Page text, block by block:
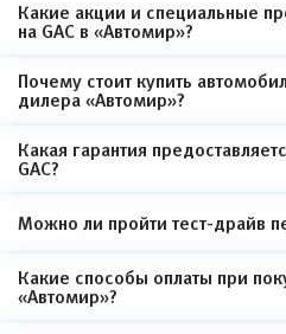
Какие акции и специальные
на GAC в «Автомир»?
Почему стоит купить
дилера «Автомир»?
Какая гарантия
GAC?
Можно ли пройти тест-драйв
Какие способы оплаты при
«Автомир»?